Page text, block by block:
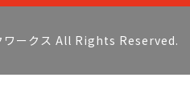
ークス All Rights Reserved.